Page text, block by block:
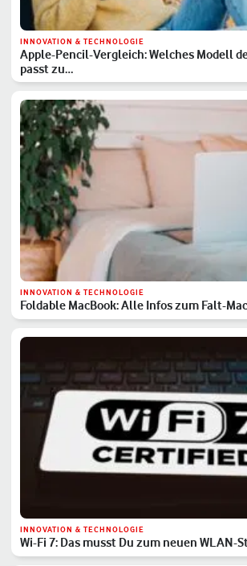
INNOVATION & TECHNOLOGIE
Apple-Pencil-Vergleich: Welches Modell
passt zu…
INNOVATION & TECHNOLOGIE
Foldable MacBook: Alle Infos zum Falt-
INNOVATION & TECHNOLOGIE
Wi-Fi 7: Das musst Du zum neuen WLAN-